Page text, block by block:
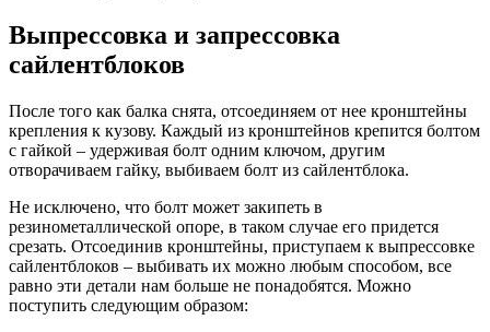
Выпрессовка и запрессовка
сайлентблоков
После того как балка снята, отсоединяем от нее кронштейны
крепления к кузову. Каждый из кронштейнов крепится болтом
с гайкой – удерживая болт одним ключом, другим
отворачиваем гайку, выбиваем болт из сайлентблока.
Не исключено, что болт может закипеть в
резинометаллической опоре, в таком случае его придется
срезать. Отсоединив кронштейны, приступаем к выпрессовке
сайлентблоков – выбивать их можно любым способом, все
равно эти детали нам больше не понадобятся. Можно
поступить следующим образом: